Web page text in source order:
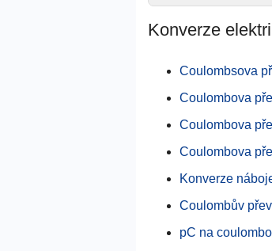
Konverze
Coulombsova
Coulombova
Coulombova
Coulombova
Konverze
Coulombův
pC na